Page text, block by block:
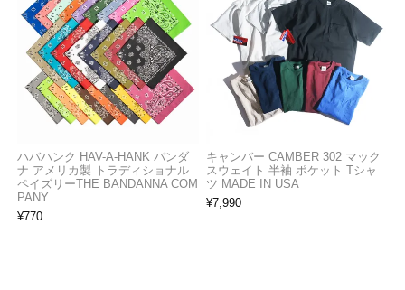
ハバハンク HAV-A-HANK バンダ
ナ アメリカ製 トラディショナル
ペイズリーTHE BANDANNA COM
PANY
¥770
キャンバー CAMBER 302 マック
スウェイト 半袖 ポケット Tシャ
ツ MADE IN USA
¥7,990